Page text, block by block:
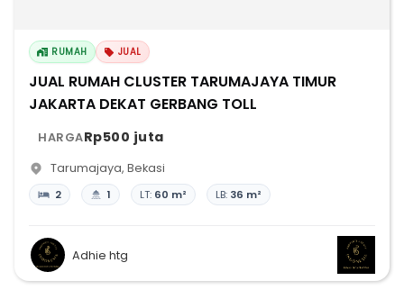
RUMAH JUAL
JUAL RUMAH CLUSTER TARUMAJAYA TIMUR
JAKARTA DEKAT GERBANG TOLL
HARGARp500 juta
Tarumajaya, Bekasi
2 1 LT: 60 m² LB: 36 m²
Adhie htg